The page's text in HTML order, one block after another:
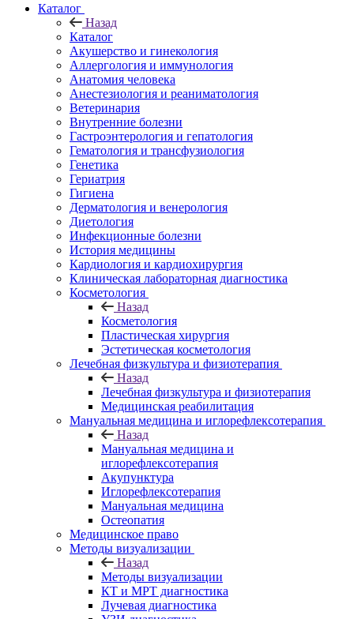
Каталог
Назад
Каталог
Акушерство и гинекология
Аллергология и иммунология
Анатомия человека
Анестезиология и реаниматология
Ветеринария
Внутренние болезни
Гастроэнтерология и гепатология
Гематология и трансфузиология
Генетика
Гериатрия
Гигиена
Дерматология и венерология
Диетология
Инфекционные болезни
История медицины
Кардиология и кардиохирургия
Клиническая лабораторная диагностика
Косметология
Назад
Косметология
Пластическая хирургия
Эстетическая косметология
Лечебная физкультура и физиотерапия
Назад
Лечебная физкультура и физиотерапия
Медицинская реабилитация
Мануальная медицина и иглорефлексотерапия
Назад
Мануальная медицина и
иглорефлексотерапия
Акупунктура
Иглорефлексотерапия
Мануальная медицина
Остеопатия
Медицинское право
Методы визуализации
Назад
Методы визуализации
КТ и МРТ диагностика
Лучевая диагностика